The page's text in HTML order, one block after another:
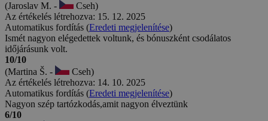
(Jaroslav M. -
Cseh)
Az értékelés létrehozva: 15. 12. 2025
Automatikus fordítás (Eredeti megjelenítése)
Ismét nagyon elégedettek voltunk, és bónuszként csodálatos
időjárásunk volt.
10/10
(Martina Š. -
Cseh)
Az értékelés létrehozva: 14. 10. 2025
Automatikus fordítás (Eredeti megjelenítése)
Nagyon szép tartózkodás,amit nagyon élveztünk
6/10